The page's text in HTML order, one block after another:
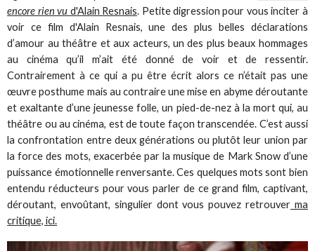
encore rien vu d'Alain Resnais. Petite digression pour vous inciter à
voir ce film d'Alain Resnais, une des plus belles déclarations
d’amour au théâtre et aux acteurs, un des plus beaux hommages
au cinéma qu’il m’ait été donné de voir et de ressentir.
Contrairement à ce qui a pu être écrit alors ce n’était pas une
œuvre posthume mais au contraire une mise en abyme déroutante
et exaltante d’une jeunesse folle, un pied-de-nez à la mort qui, au
théâtre ou au cinéma, est de toute façon transcendée. C’est aussi
la confrontation entre deux générations ou plutôt leur union par
la force des mots, exacerbée par la musique de Mark Snow d’une
puissance émotionnelle renversante. Ces quelques mots sont bien
entendu réducteurs pour vous parler de ce grand film, captivant,
déroutant, envoûtant, singulier dont vous pouvez retrouver ma
critique, ici.